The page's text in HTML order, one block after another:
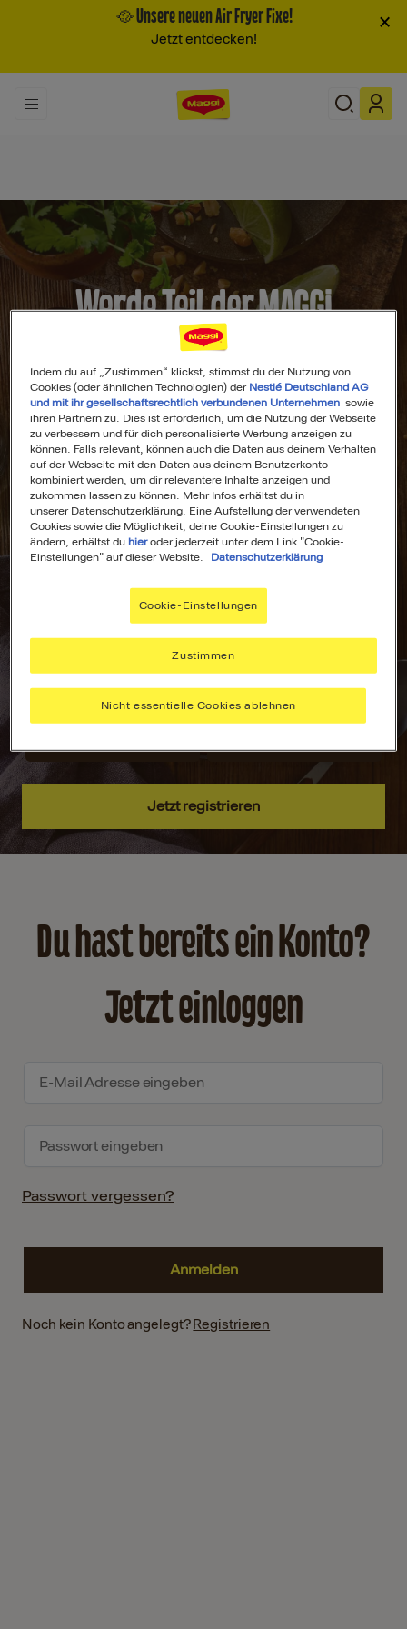
🥘 Unsere neuen Air Fryer Fixe!
Jetzt entdecken!
×
Werde Teil der MAGGI
Community
All Deine
Lieblingsrezepte
an einem Ort!
suchen –
speichere deine
aller liebsten
Rezepte, sammle
Inspiration und
hab alles immer
griffbereit.
Dein
Wochenplaner für
stressfreies
Kochen!
Plane deine
Mahlzeiten mit
dem MAGGI
passend zu
deinen Vorlieben.
Jetzt registrieren
Du hast bereits ein Konto?
Jetzt einloggen
Passwort vergessen?
Noch kein Konto angelegt? Registrieren
Indem du auf „Zustimmen“ klickst, stimmst du der Nutzung von
Cookies (oder ähnlichen Technologien) der Nestlé Deutschland AG
und mit ihr gesellschaftsrechtlich verbundenen Unternehmen sowie
ihren Partnern zu. Dies ist erforderlich, um die Nutzung der Webseite
zu verbessern und für dich personalisierte Werbung anzeigen zu
können. Falls relevant, können auch die Daten aus deinem Verhalten
auf der Webseite mit den Daten aus deinem Benutzerkonto
kombiniert werden, um dir relevantere Inhalte anzeigen und
zukommen lassen zu können. Mehr Infos erhältst du in
unserer Datenschutzerklärung. Eine Aufstellung der verwendeten
Cookies sowie die Möglichkeit, deine Cookie-Einstellungen zu
ändern, erhältst du hieroder jederzeit unter dem Link "Cookie-
Einstellungen" auf dieser Website.
Datenschutzerklärung
Cookie-Einstellungen
Nicht essentielle Cookies ablehnen
Zustimmen